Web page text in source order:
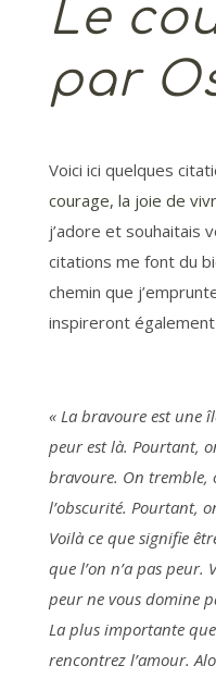
Le
par
Voici ici quelques
courage, la joie de
j’adore et souhaitais
citations me font du
chemin que
inspireront
« La bravoure est une
peur est là. Pourtant,
bravoure. On tremble,
l’obscurité. Pourtant,
Voilà ce que signifie
que l’on n’a pas peur.
peur ne vous domine
La plus importante
rencontrez l’amour.